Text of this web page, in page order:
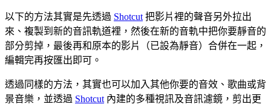
以下的方法其實是先透過 Shotcut 把影片裡的聲音另外拉出
來、複製到新的音訊軌道裡，然後在新的音軌中把你要靜音的
部分剪掉，最後再和原本的影片（已設為靜音）合併在一起，
編輯完再按匯出即可。
透過同樣的方法，其實也可以加入其他你要的音效、歌曲或背
景音樂，並透過 Shotcut 內建的多種視訊及音訊濾鏡，剪出更